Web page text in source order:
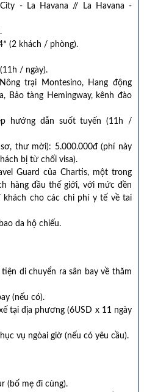
- La Havana // La Havana -
(2 khách / phòng).
/ ngày).
trại Montesino, Hang động
Bảo tàng Hemingway, kênh đào
hướng dẫn suốt tuyến (11h /
thư mời): 5.000.000đ (phí này
bị từ chối visa).
Guard của Chartis, một trong
hàng đầu thế giới, với mức đền
cho các chi phí y tế về tai
da hộ chiếu.
di chuyển ra sân bay về thăm
(nếu có).
tại địa phương (6USD x 11 ngày
vụ ngòai giờ (nếu có yêu cầu).
(bố mẹ đi cùng).